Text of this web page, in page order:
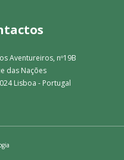
Aventureiros, nº19B
das Nações
Lisboa - Portugal